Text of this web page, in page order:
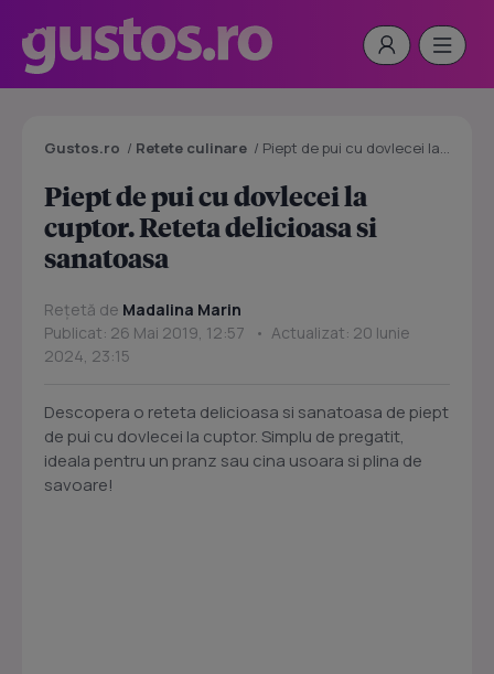
Gustos.ro / Retete culinare / Piept de pui cu dovlecei la cuptor. Reteta delicioasa si sanatoasa
Piept de pui cu dovlecei la
cuptor. Reteta delicioasa si
sanatoasa
Rețetă de Madalina Marin
Publicat: 26 Mai 2019, 12:57 • Actualizat: 20 Iunie
2024, 23:15
Descopera o reteta delicioasa si sanatoasa de piept
de pui cu dovlecei la cuptor. Simplu de pregatit,
ideala pentru un pranz sau cina usoara si plina de
savoare!